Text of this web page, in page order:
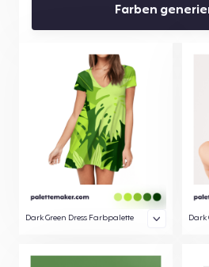
Farben
Dark Green Dress Farbpalette Dark